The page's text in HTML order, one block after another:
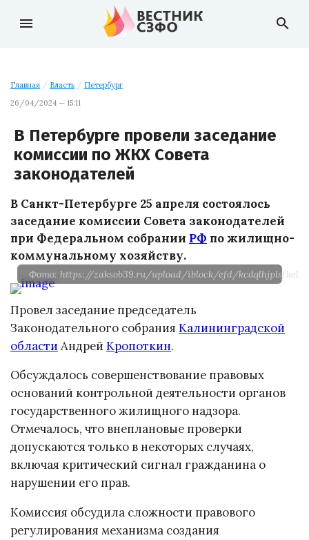
menu search
Главная / Власть / Петербург
26/04/2024 — 15:11
В Петербурге провели заседание
комиссии по ЖКХ Совета
законодателей
В Санкт-Петербурге 25 апреля состоялось
заседание комиссии Совета законодателей
при Федеральном собрании РФ по жилищно-
коммунальному хозяйству.
Фото: https://zaksob39.ru/upload/iblock/efd/
Провел заседание председатель
Законодательного собрания Калининградской
области Андрей Кропоткин.
Обсуждалось совершенствование правовых
оснований контрольной деятельности органов
государственного жилищного надзора.
Отмечалось, что внеплановые проверки
допускаются только в некоторых случаях,
включая критический сигнал гражданина о
нарушении его прав.
Комиссия обсудила сложности правового
регулирования механизма создания